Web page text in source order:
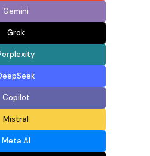
Gemini
Grok
Copilot
Mistral
Meta AI